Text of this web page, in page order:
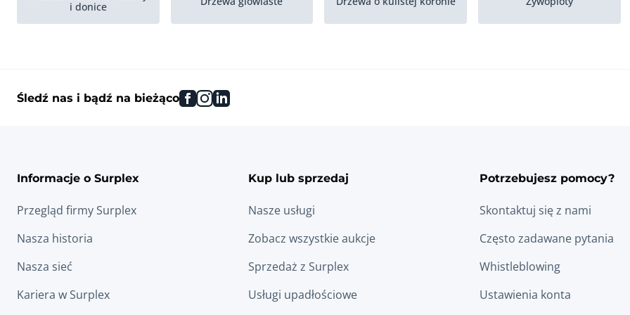
i donice
Śledź nas i bądź na bieżąco facebook
instagram
linkedin
Informacje o Surplex
Przegląd firmy Surplex
Nasza historia
Nasza sieć
Kariera w Surplex
Kup lub sprzedaj
Nasze usługi
Zobacz wszystkie aukcje
Sprzedaż z Surplex
Usługi upadłościowe
Potrzebujesz pomocy?
Skontaktuj się z nami
Często zadawane pytania
Whistleblowing
Ustawienia konta